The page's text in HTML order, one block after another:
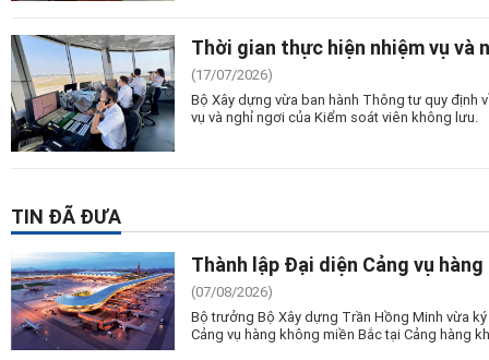
Thời gian thực hiện nhiệm vụ
(17/07/2026)
Bộ Xây dựng vừa ban hành Thông tư quy định
vụ và nghỉ ngơi của Kiểm soát viên không lưu.
TIN ĐÃ ĐƯA
Thành lập Đại diện Cảng vụ
(07/08/2026)
Bộ trưởng Bộ Xây dựng Trần Hồng Minh vừa
Cảng vụ hàng không miền Bắc tại Cảng hàng